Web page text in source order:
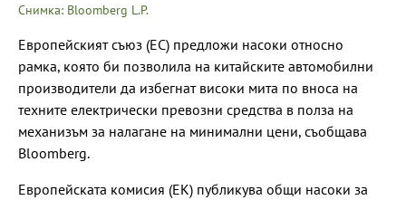
Снимка: Bloomberg L.P.
Европейският съюз (ЕС) предложи насоки относно
рамка, която би позволила на китайските автомобилни
производители да избегнат високи мита по вноса на
техните електрически превозни средства в полза на
механизъм за налагане на минимални цени, съобщава
Bloomberg.
Европейската комисия (ЕК) публикува общи насоки за